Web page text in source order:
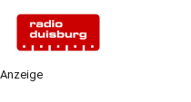
Anzeige